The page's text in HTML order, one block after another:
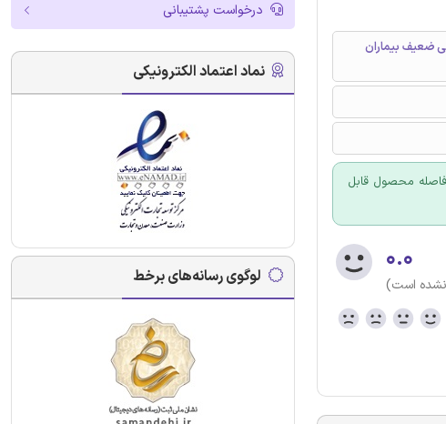
ضعیف بیماران
محصول قابل
۰.۰
نشده است)
درخواست پشتیبانی
نماد اعتماد الکترونیکی
لوگوی رسانه‌های برخط